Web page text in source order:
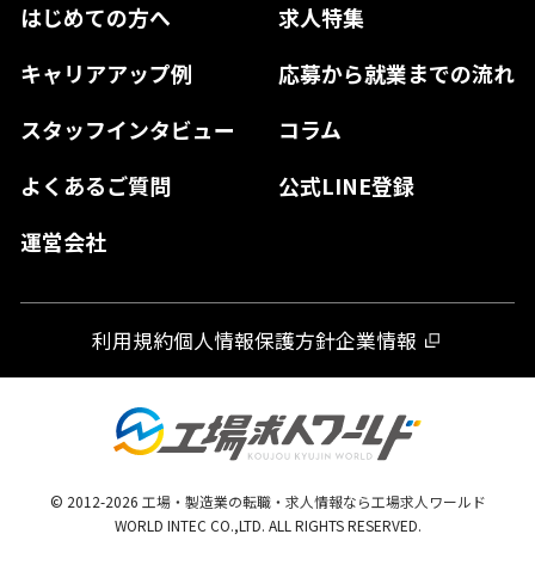
はじめての方へ
求人特集
キャリアアップ例
応募から就業までの流れ
スタッフインタビュー
コラム
よくあるご質問
公式LINE登録
運営会社
奈良県
和歌山県
島根県
山口県
徳島県
熊本県
宮崎県
鹿児島県
利用規約個人情報保護方針企業情報
© 2012-2026 工場・製造業の転職・求人情報なら工場求人ワールド
WORLD INTEC CO.,LTD. ALL RIGHTS RESERVED.